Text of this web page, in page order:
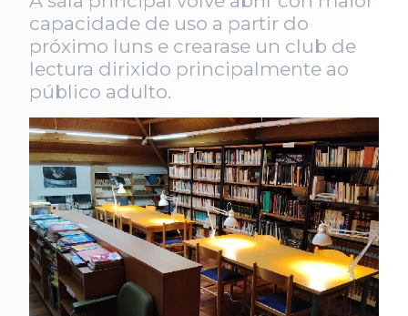
capacidade de uso a partir do
próximo luns e crearase un club de
lectura dirixido principalmente ao
público adulto.